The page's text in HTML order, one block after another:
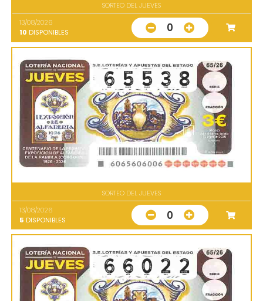
SORTEO DEL JUEVES
13/08/2026
10 DISPONIBLES 0
SORTEO DEL JUEVES
13/08/2026
5 DISPONIBLES 0